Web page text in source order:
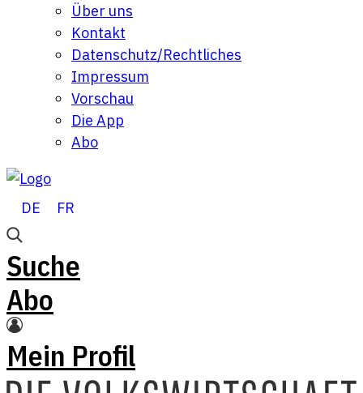
Über uns
Kontakt
Datenschutz/Rechtliches
Impressum
Vorschau
Die App
Abo
DE FR
Suche
Abo
Mein Profil